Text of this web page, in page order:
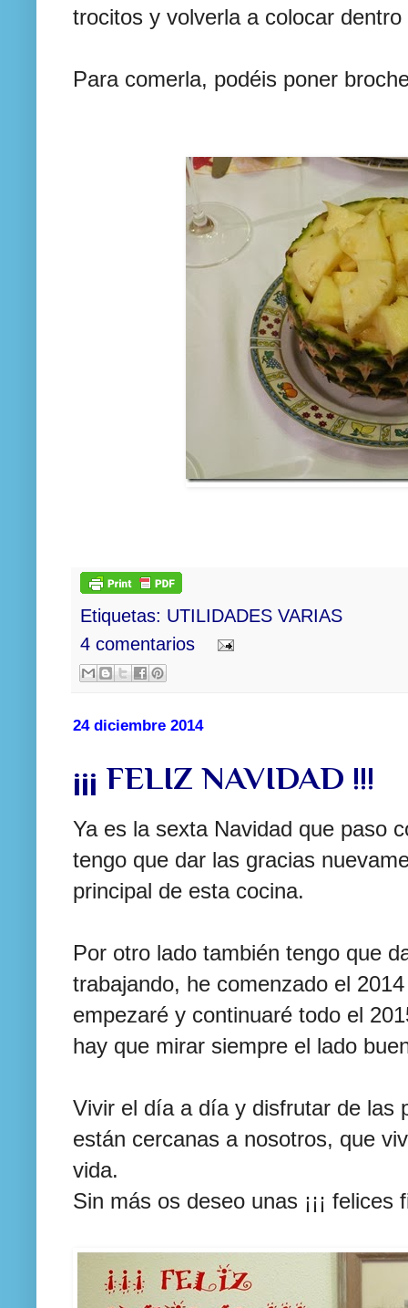
trocitos y volverla a colocar
Para comerla, podéis poner
Etiquetas: UTILIDADES VARIAS
4 comentarios
24 diciembre 2014
¡¡¡ FELIZ NAVIDAD !!!
Ya es la sexta Navidad que paso
tengo que dar las gracias
principal de esta cocina.
Por otro lado también tengo que
trabajando, he comenzado el
empezaré y continuaré todo el
hay que mirar siempre el lado
Vivir el día a día y disfrutar de las
están cercanas a nosotros, que
vida.
Sin más os deseo unas ¡¡¡